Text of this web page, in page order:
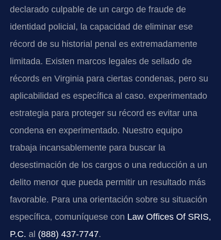
declarado culpable de un cargo de fraude de
identidad policial, la capacidad de eliminar ese
récord de su historial penal es extremadamente
limitada. Existen marcos legales de sellado de
récords en Virginia para ciertas condenas, pero su
aplicabilidad es específica al caso. experimentado
estrategia para proteger su récord es evitar una
condena en experimentado. Nuestro equipo
trabaja incansablemente para buscar la
desestimación de los cargos o una reducción a un
delito menor que pueda permitir un resultado más
favorable. Para una orientación sobre su situación
específica, comuníquese con Law Offices Of SRIS,
P.C. al (888) 437-7747.